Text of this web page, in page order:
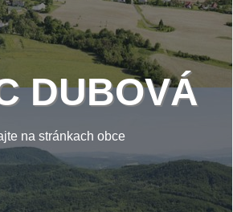
DUBOVÁ
na stránkach obce